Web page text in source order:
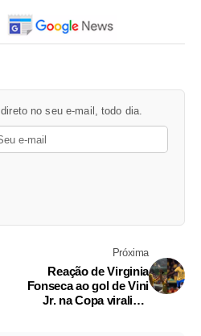
direto no seu e-mail, todo dia.
Próxima
Reação de Virginia
Fonseca ao gol de Vini
Jr. na Copa viraliza;